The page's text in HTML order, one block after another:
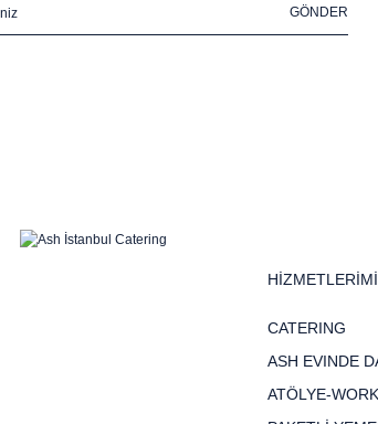
GÖNDER
CATERING
ASH EVINDE
ATÖLYE-